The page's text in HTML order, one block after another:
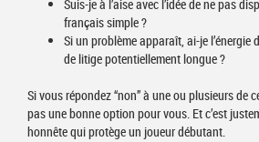
Suis-je à l’aise avec l’idée de ne pas
français simple ?
Si un problème apparaît, ai-je l’énergie
de litige potentiellement longue ?
Si vous répondez “non” à une ou plusieurs de
pas une bonne option pour vous. Et c’est
honnête qui protège un joueur débutant.